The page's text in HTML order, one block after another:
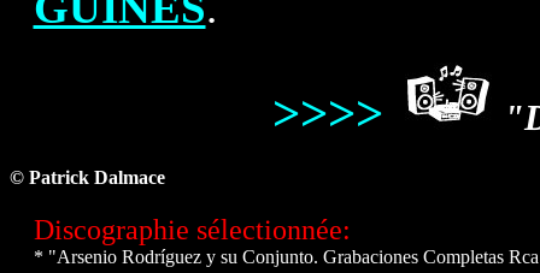
>>>>
© Patrick Dalmace
Discographie sélectionnée:
* "Arsenio Rodríguezy su Conjunto. Grabaciones Completas